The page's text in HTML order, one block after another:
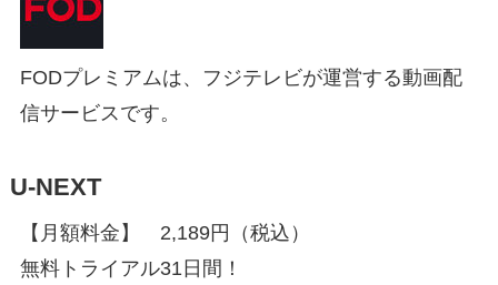
FODプレミアムは、フジテレビが運営する動画配
信サービスです。
U-NEXT
【⽉額料金】 2,189円（税込）
無料トライアル31日間！